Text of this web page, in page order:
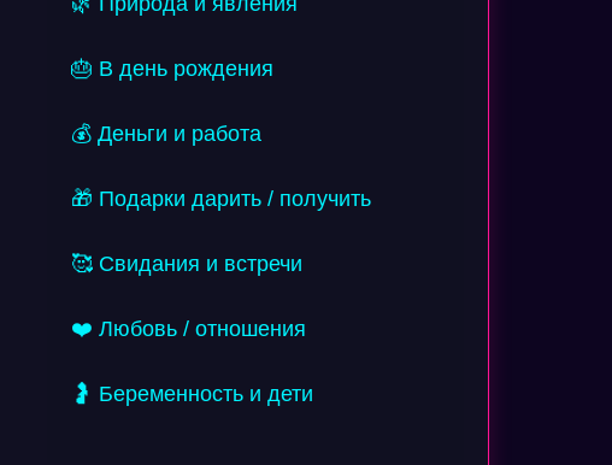
🎂 В день рождения
💰 Деньги и работа
🎁 Подарки дарить / получить
🥰 Свидания и встречи
❤️ Любовь / отношения
🤰 Беременность и дети